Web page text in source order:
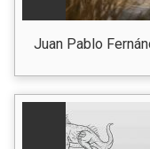
Juan Pablo